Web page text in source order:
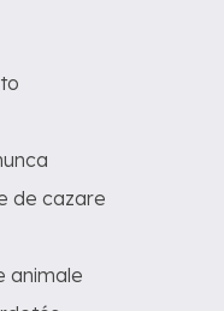
de cazare
animale